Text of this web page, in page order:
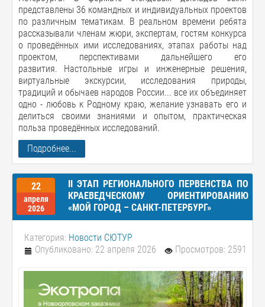
представлены 36 командных и индивидуальных проектов
по различным тематикам. В реальном времени ребята
рассказывали членам жюри, экспертам, гостям конкурса
о проведённых ими исследованиях, этапах работы над
проектом, перспективами дальнейшего его
развития. Настольные игры и инженерные решения,
виртуальные экскурсии, исследования природы,
традиций и обычаев народов России... все их объединяет
одно - любовь к Родному краю, желание узнавать его и
делиться своими знаниями и опытом, практическая
польза проведённых исследований.
Подробнее...
22
апреля
2026
ІІ ЭТАП РЕГИОНАЛЬНОГО ПЕРВЕНСТВА ПО
КРАЕВЕДЧЕСКОМУ ОРИЕНТИРОВАНИЮ
«МОЙ ГОРОД – САНКТ-ПЕТЕРБУРГ»
Категория: Новости СЮТУР
Опубликовано: 22 апреля 2026
Просмотров: 2591